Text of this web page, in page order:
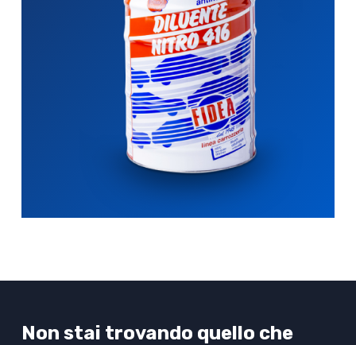
Non stai trovando quello che